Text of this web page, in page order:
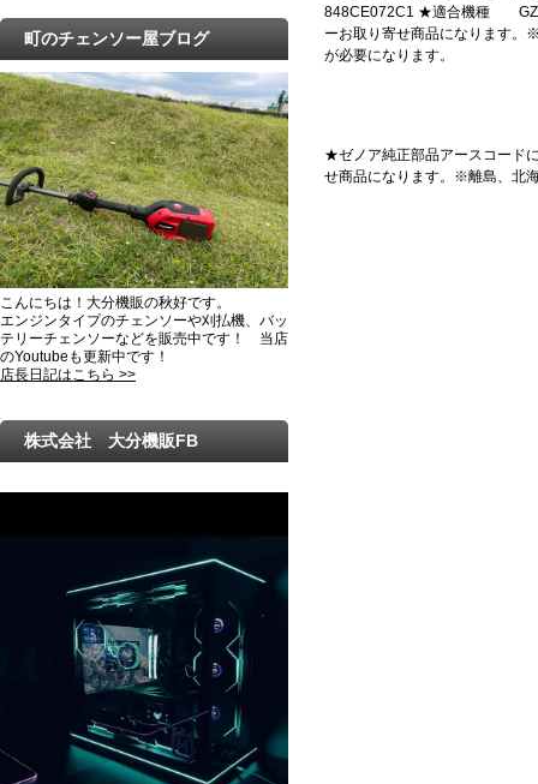
848CE072C1 ★適合機種
ーお取り寄せ商品になります。
が必要になります。
★ゼノア純正部品アースコー
せ商品になります。※離島、北
町のチェンソー屋ブログ
こんにちは！大分機販の秋好です。
エンジンタイプのチェンソーや刈払機、バッ
テリーチェンソーなどを販売中です！ 当店
のYoutubeも更新中です！
店長日記はこちら >>
株式会社 大分機販FB